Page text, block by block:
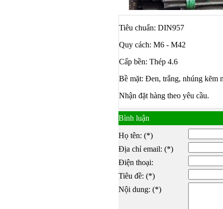
Bulong
Tiêu chuẩn: DIN957
Quy cách: M6 - M42
Cấp bền: Thép 4.6
Bề mặt: Đen, trắng, nhúng kẽm
Nhận đặt hàng theo yêu cầu.
Bình luận
Họ tên: (*)
Địa chỉ email: (*)
Điện thoại:
Tiêu đề: (*)
Nội dung: (*)